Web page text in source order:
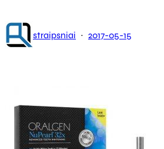
straipsniai · 2017-05-15